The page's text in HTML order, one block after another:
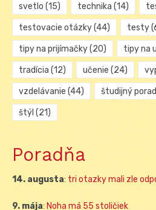
svetlo (15) technika (14)
testovacie otázky(44) testy
tipy na prijímačky(20) tipy na
tradícia (12) učenie (24)
vzdelávanie (44) študijný
štýl (21)
Poradňa
14. augusta: tri otazky mali zle
9. mája: Noha má 55 stoličiek